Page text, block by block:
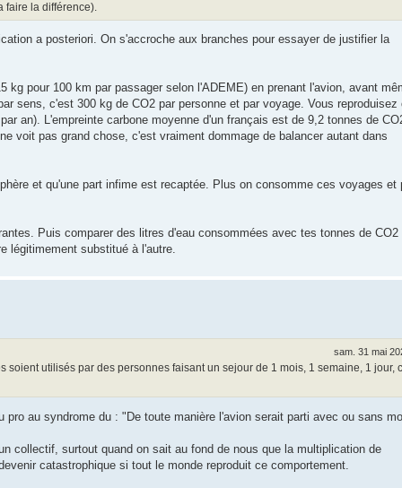
faire la différence).
a posteriori. On s'accroche aux branches pour essayer de justifier la
kg pour 100 km par passager selon l'ADEME) en prenant l'avion, avant
sens, c'est 300 kg de CO2 par personne et par voyage. Vous reproduisez
an). L'empreinte carbone moyenne d'un français est de 9,2 tonnes de
voit pas grand chose, c'est vraiment dommage de balancer autant dans
et qu'une part infime est recaptée. Plus on consomme ces voyages et
Puis comparer des litres d'eau consommées avec tes tonnes de CO2
légitimement substitué à l'autre.
sam. 31 mai
utilisés par des personnes faisant un sejour de 1 mois, 1 semaine, 1 jour,
au syndrome du : "De toute manière l'avion serait parti avec ou sans
collectif, surtout quand on sait au fond de nous que la multiplication de
catastrophique si tout le monde reproduit ce comportement.